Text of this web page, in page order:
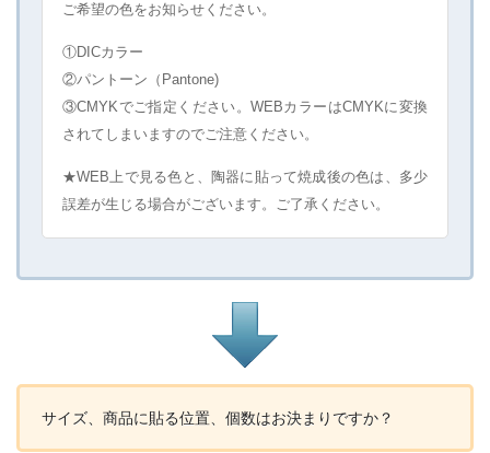
ご希望の色をお知らせください。
①DICカラー
②パントーン（Pantone)
③CMYKでご指定ください。WEBカラーはCMYKに変換
されてしまいますのでご注意ください。
★WEB上で見る色と、陶器に貼って焼成後の色は、多少
誤差が生じる場合がございます。ご了承ください。
サイズ、商品に貼る位置、個数はお決まりですか？